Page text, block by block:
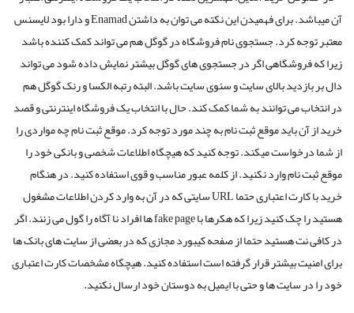
آن می­باشد. برای فهمیدن این نکته می توان به داشتن Enamad و دارا بود لایسنس
معتبر توجه کرد. جستجوی نام فروشگاه در گوگل هم می تواند کمک کننده باشد
زیرا که فروشگاهی اگر در جستجوی های گوگل بیشتر نمایش داده شود می تواند
دال بر بازدید بالای سایت و سئوی سایت باشد. البته رتبه الکسا و رنک گوگل هم
در انتخاب می توانند به شما کمک کند. حال با انتخاب یک فروشگاه اینترنتی و قصد
خرید از آن باید موقع ثبت نام به چند مورد توجه کرد. موقع ثبت نام چه مواردی را
از شما درخواست می­کند. توجه کنید که هیچگاه اطلاعات شخصی و بانکی خود را
موقع ثبت نام وارد نکنید. از کلمه عبور مناسب و قوی استفاده کنید. در هنگام
خرید با کارت اعتباری حتما URL سایتی که در آن به وارد کردن اطلاعات مشغول
هستید را چک کنید زیرا که هکرها با fake page ها افراد نا آگاه را گول می زنند. اگر
در کافی نت هستید حتما از صفحه کیبورد مجازی که در بعضی از سایت های بانک ها
برای امنیت بیشتر قرار گرفته است استفاده کنید. هیچگاه مشخصات کارت اعتباری
خود را در سایت ها و حتی با ایمیل به دوستان خود ارسال نکنید.